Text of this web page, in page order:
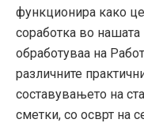
функционира како
соработка во
обработуваа на
различните
составувањето на
сметки, со осврт на